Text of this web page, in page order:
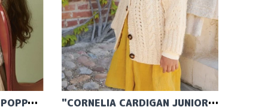
PHILIPE KOSEGENSER I POPPY 2313, NR2 "CORNELIA CARDIGAN JUNIOR" STICKAD I KOS, 2408-4